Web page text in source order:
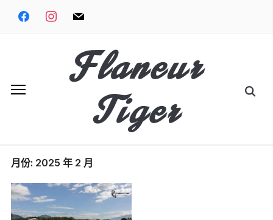
facebookinstagrammail
Flaneur
Tiger
Search
月份: 2025 年 2 月